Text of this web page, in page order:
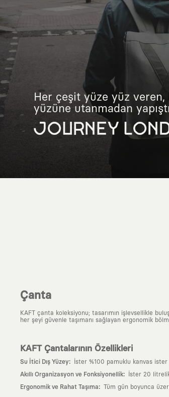
Her çeşit yüze yüz
yüzüne utanmadan
JOURNEY
Çanta
KAFT çanta koleksiyonu; tasarımın işlevsellikle
her şeyi güvenle taşımanı sağlayan ergonomik
KAFT Çantalarının Özellikleri
Su İtici Dış Yüzey: İster %100 pamuklu kanvas
Akıllı Organizasyon ve Fonksiyonellik: İster 20
Ergonomik ve Rahat Taşıma: Tüm gün boyunca